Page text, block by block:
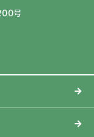
号